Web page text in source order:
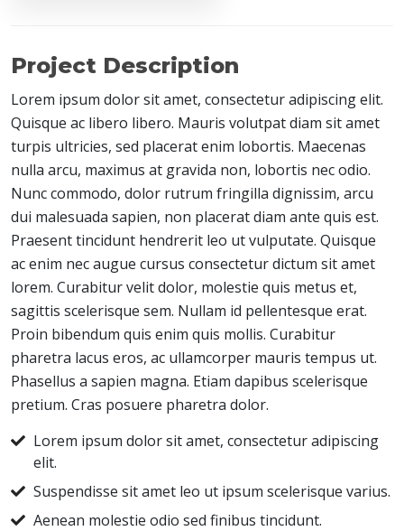
Project Description
Lorem ipsum dolor sit amet, consectetur adipiscing elit.
Quisque ac libero libero. Mauris volutpat diam sit amet
turpis ultricies, sed placerat enim lobortis. Maecenas
nulla arcu, maximus at gravida non, lobortis nec odio.
Nunc commodo, dolor rutrum fringilla dignissim, arcu
dui malesuada sapien, non placerat diam ante quis est.
Praesent tincidunt hendrerit leo ut vulputate. Quisque
ac enim nec augue cursus consectetur dictum sit amet
lorem. Curabitur velit dolor, molestie quis metus et,
sagittis scelerisque sem. Nullam id pellentesque erat.
Proin bibendum quis enim quis mollis. Curabitur
pharetra lacus eros, ac ullamcorper mauris tempus ut.
Phasellus a sapien magna. Etiam dapibus scelerisque
pretium. Cras posuere pharetra dolor.
Lorem ipsum dolor sit amet, consectetur adipiscing
elit.
Suspendisse sit amet leo ut ipsum scelerisque varius.
Aenean molestie odio sed finibus tincidunt.